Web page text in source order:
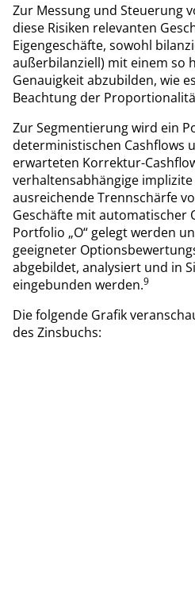
Zur Messung und Steuerung
diese Risiken relevanten
Eigengeschäfte, sowohl
außerbilanziell) mit einem so
Genauigkeit abzubilden, wie
Beachtung der
Zur Segmentierung wird ein
deterministischen Cashflows
erwarteten Korrektur-
verhaltensabhängige
ausreichende Trennschärfe
Geschäfte mit automatischer
Portfolio „O“ gelegt werden
geeigneter
abgebildet, analysiert und in
eingebunden werden.9
Die folgende Grafik
des Zinsbuchs: